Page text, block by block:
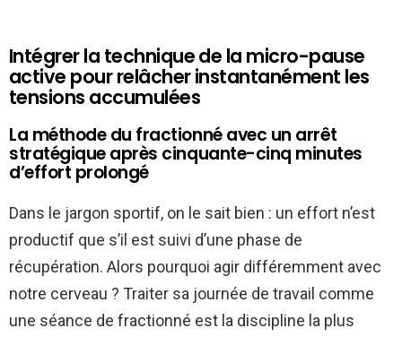
Intégrer la technique de la micro-pause
active pour relâcher instantanément les
tensions accumulées
La méthode du fractionné avec un arrêt
stratégique après cinquante-cinq minutes
d’effort prolongé
Dans le jargon sportif, on le sait bien : un effort n’est
productif que s’il est suivi d’une phase de
récupération. Alors pourquoi agir différemment avec
notre cerveau ? Traiter sa journée de travail comme
une séance de fractionné est la discipline la plus